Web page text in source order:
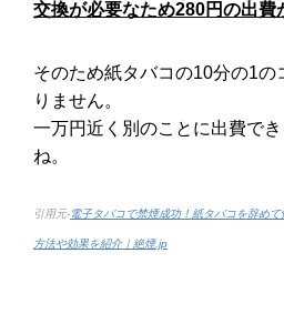
交換が必要なため280円の出費
そのため紙タバコの10分の1の
りません。
一万円近く別のことに出費で
ね。
引用元-電子タバコで禁煙成功！紙タバコを辞め
方法や効果を紹介｜絶煙.jp